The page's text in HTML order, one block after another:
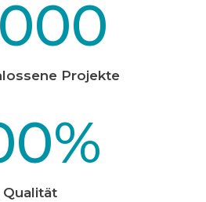
Projekte
%
Qualität